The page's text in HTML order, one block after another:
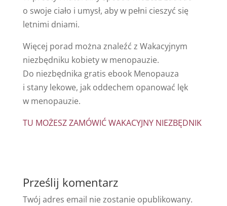
o swoje ciało i umysł, aby w pełni cieszyć się
letnimi dniami.
Więcej porad można znaleźć z Wakacyjnym
niezbędniku kobiety w menopauzie.
Do niezbędnika gratis ebook Menopauza
i stany lekowe, jak oddechem opanować lęk
w menopauzie.
TU MOŻESZ ZAMÓWIĆ WAKACYJNY NIEZBĘDNIK
Prześlij komentarz
Twój adres email nie zostanie opublikowany.